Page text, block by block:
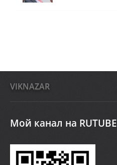
VIKNAZAR
Мой канал на RUTUBE